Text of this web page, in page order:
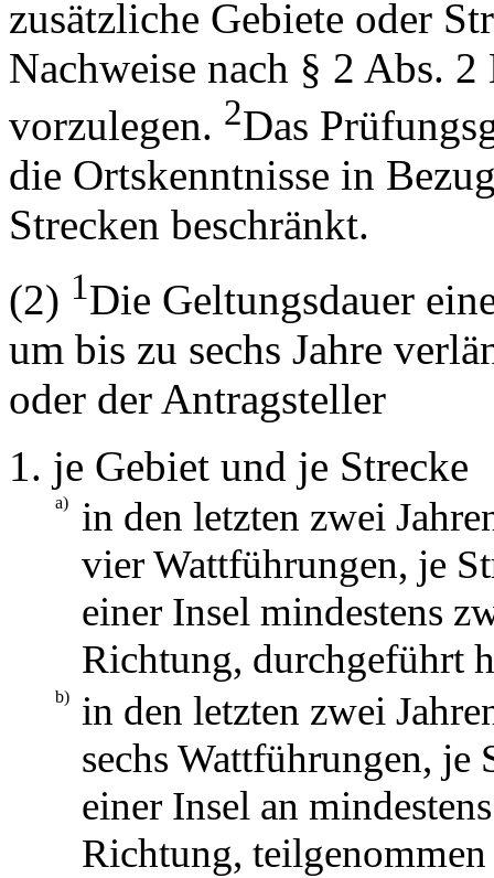
zusätzliche Gebiete oder
Nachweise nach § 2 Abs.
vorzulegen. 2Das
die Ortskenntnisse in
Strecken beschränkt.
(2) 1Die Geltungsdauer
um bis zu sechs Jahre
oder der Antragsteller
je Gebiet und je Strecke
a)
in den letzten zwei
vier Wattführungen, je
einer Insel mindestens
Richtung, durchgeführt
b)
in den letzten zwei
sechs Wattführungen, je
einer Insel an
Richtung, teilgenommen